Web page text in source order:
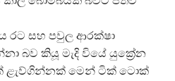
රට සහ පවුල ආරක්ෂා
බව කියූ මැදි වියේ යුක්‍රේන
ළැව්ගින්නක් මෙන් ටික් ටොක්